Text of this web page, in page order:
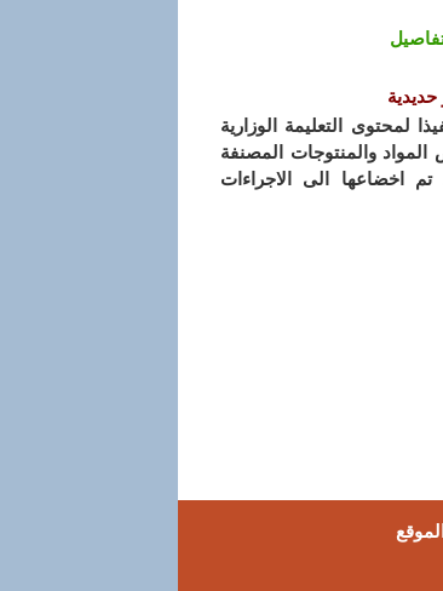
لمحتوى التعليمة الوزارية
تصدير بعض المواد والمنتوجات المصنفة
اخضاعها الى الاجراءات